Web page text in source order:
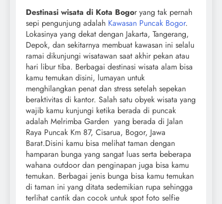
Destinasi wisata di Kota Bogor yang tak pernah
sepi pengunjung adalah Kawasan Puncak Bogor.
Lokasinya yang dekat dengan Jakarta, Tangerang,
Depok, dan sekitarnya membuat kawasan ini selalu
ramai dikunjungi wisatawan saat akhir pekan atau
hari libur tiba. Berbagai destinasi wisata alam bisa
kamu temukan disini, lumayan untuk
menghilangkan penat dan stress setelah sepekan
beraktivitas di kantor. Salah satu obyek wisata yang
wajib kamu kunjungi ketika berada di puncak
adalah Melrimba Garden yang berada di Jalan
Raya Puncak Km 87, Cisarua, Bogor, Jawa
Barat.Disini kamu bisa melihat taman dengan
hamparan bunga yang sangat luas serta beberapa
wahana outdoor dan penginapan juga bisa kamu
temukan. Berbagai jenis bunga bisa kamu temukan
di taman ini yang ditata sedemikian rupa sehingga
terlihat cantik dan cocok untuk spot foto selfie